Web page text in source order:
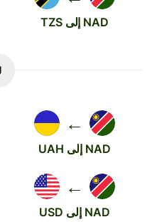
NAD إلى TZS
←
NAD إلى UAH
←
NAD إلى USD